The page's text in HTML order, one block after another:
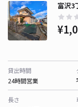
富沢3
貸出時間
24時間営業
長さ